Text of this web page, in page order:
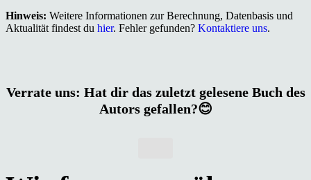
Hinweis: Weitere Informationen zur Berechnung, Datenbasis und
Aktualität findest du hier. Fehler gefunden? Kontaktiere uns.
Verrate uns: Hat dir das zuletzt gelesene Buch des
Autors gefallen?😊